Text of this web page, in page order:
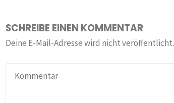
SCHREIBE EINEN KOMMENTAR
Deine E-Mail-Adresse wird nicht veröffentlicht.